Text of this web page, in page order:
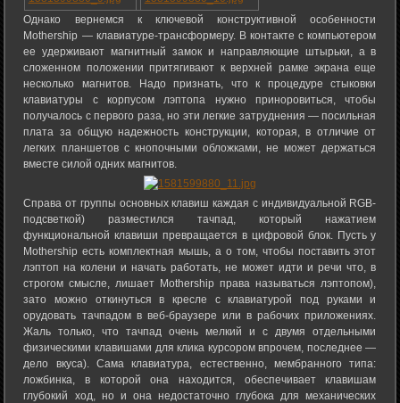
Однако вернемся к ключевой конструктивной особенности
Mothership — клавиатуре-трансформеру. В контакте с компьютером
ее удерживают магнитный замок и направляющие штырьки, а в
сложенном положении притягивают к верхней рамке экрана еще
несколько магнитов. Надо признать, что к процедуре стыковки
клавиатуры с корпусом лэптопа нужно приноровиться, чтобы
получалось с первого раза, но эти легкие затруднения — посильная
плата за общую надежность конструкции, которая, в отличие от
легких планшетов с кнопочными обложками, не может держаться
вместе силой одних магнитов.
Справа от группы основных клавиш каждая с индивидуальной RGB-
подсветкой) разместился тачпад, который нажатием
функциональной клавиши превращается в цифровой блок. Пусть у
Mothership есть комплектная мышь, а о том, чтобы поставить этот
лэптоп на колени и начать работать, не может идти и речи что, в
строгом смысле, лишает Mothership права называться лэптопом),
зато можно откинуться в кресле с клавиатурой под руками и
орудовать тачпадом в веб-браузере или в рабочих приложениях.
Жаль только, что тачпад очень мелкий и с двумя отдельными
физическими клавишами для клика курсором впрочем, последнее —
дело вкуса). Сама клавиатура, естественно, мембранного типа:
ложбинка, в которой она находится, обеспечивает клавишам
глубокий ход, но и она недостаточно глубока для механических